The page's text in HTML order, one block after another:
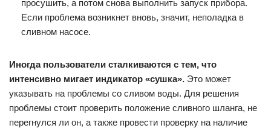
просушить, а потом снова выполнить запуск прибора.
Если проблема возникнет вновь, значит, неполадка в
сливном насосе.
Иногда пользователи сталкиваются с тем, что
интенсивно мигает индикатор «сушка». Это может
указывать на проблемы со сливом воды. Для решения
проблемы стоит проверить положение сливного шланга, не
перегнулся ли он, а также провести проверку на наличие